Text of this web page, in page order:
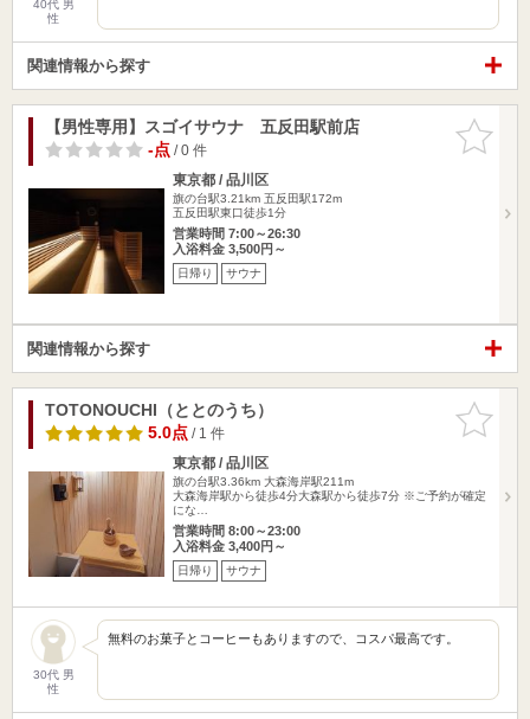
40代 男
性
関連情報から探す
お気に入
りに追加
【男性専用】スゴイサウナ 五反田駅前店
-点/ 0 件
東京都 / 品川区
旗の台駅3.21km 五反田駅172m
五反田駅東口徒歩1分
営業時間 7:00～26:30
入浴料金 3,500円～
日帰り サウナ
関連情報から探す
お気に入
りに追加
TOTONOUCHI（ととのうち）
5.0点/ 1 件
東京都 / 品川区
旗の台駅3.36km 大森海岸駅211m
大森海岸駅から徒歩4分 ​大森駅から徒歩7分 ※ご予約が確定
にな…
営業時間 8:00～23:00
入浴料金 3,400円～
日帰り サウナ
30代 男
性
無料のお菓子とコーヒーもありますので、コスパ最高です。